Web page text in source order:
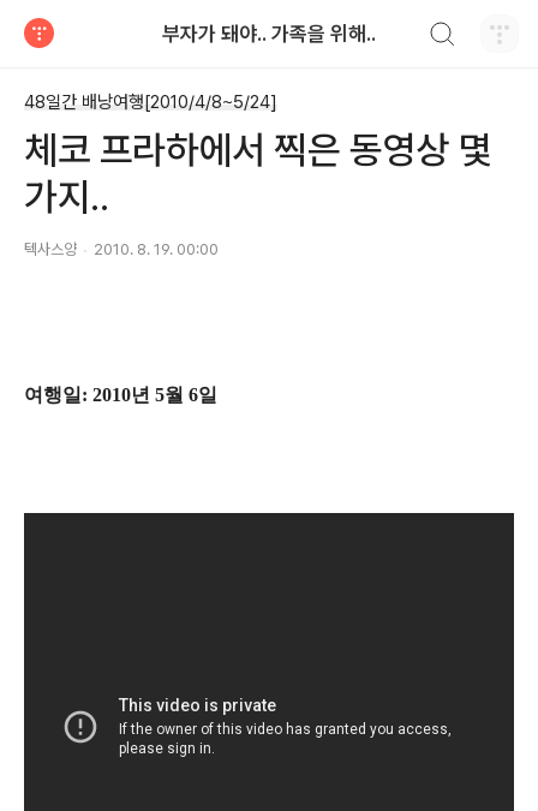
부자가 돼야.. 가족을 위해..
48일간 배낭여행[2010/4/8~5/24]
체코 프라하에서 찍은 동영상 몇
가지..
텍사스양 2010. 8. 19. 00:00
여행일: 2010년 5월 6일